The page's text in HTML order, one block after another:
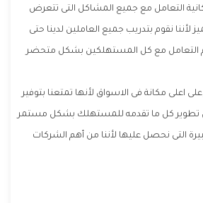
التعامل مع جميع المشاكل التى تتعرض
لأننا نقوم بتدريب جميع العاملين لدينا حتى
التعامل مع كل المستهلكين بشكل متحضر
اعلى مكانة فى الاسواق لأنها تمتعنا بتوفير
تطوير كل ما تقدمه للمستهلك بشكل مستمر
التى نحصل عليها لأننا من أهم الشركات